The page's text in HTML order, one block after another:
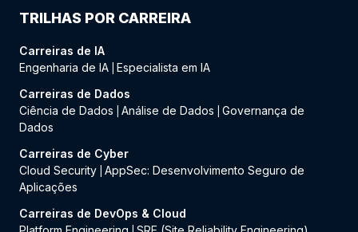
TRILHAS POR CARREIRA
Carreiras de IA
Engenharia de IA Especialista em IA
Carreiras de Dados
Ciência de Dados
Análise de Dados
Governança de
Dados
Carreiras de Cyber
Cloud Security AppSec: Desenvolvimento Seguro de
Aplicações
Carreiras de DevOps & Cloud